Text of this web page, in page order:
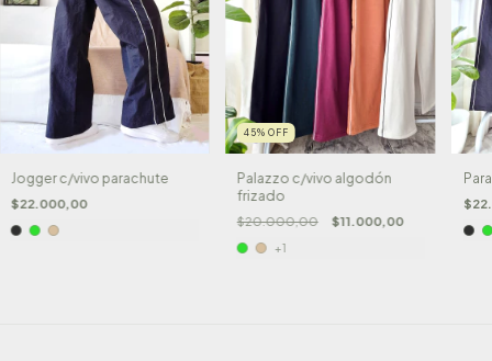
Jogger c/vivo parachute
$22.000,00
45% OFF
Palazzo c/vivo algodón
frizado
$20.000,00 $11.000,00
+1